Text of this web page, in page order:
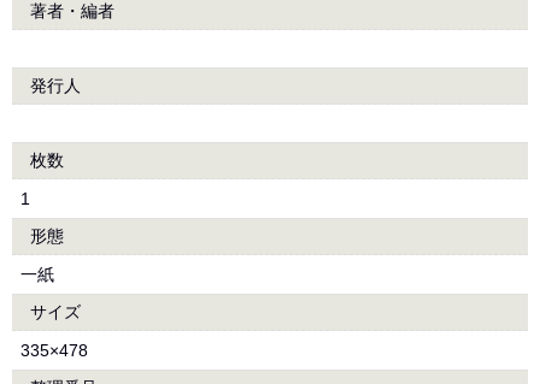
著者・編者
発行人
枚数
1
形態
一紙
サイズ
335×478